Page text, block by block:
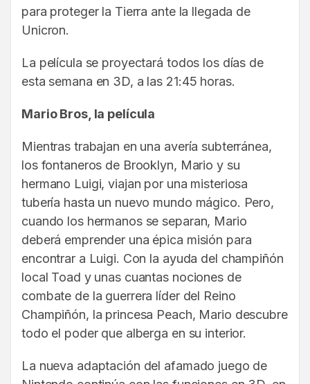
para proteger la Tierra ante la llegada de
Unicron.
La película se proyectará todos los días de
esta semana en 3D, a las 21:45 horas.
Mario Bros, la película
Mientras trabajan en una avería subterránea,
los fontaneros de Brooklyn, Mario y su
hermano Luigi, viajan por una misteriosa
tubería hasta un nuevo mundo mágico. Pero,
cuando los hermanos se separan, Mario
deberá emprender una épica misión para
encontrar a Luigi. Con la ayuda del champiñón
local Toad y unas cuantas nociones de
combate de la guerrera líder del Reino
Champiñón, la princesa Peach, Mario descubre
todo el poder que alberga en su interior.
La nueva adaptación del afamado juego de